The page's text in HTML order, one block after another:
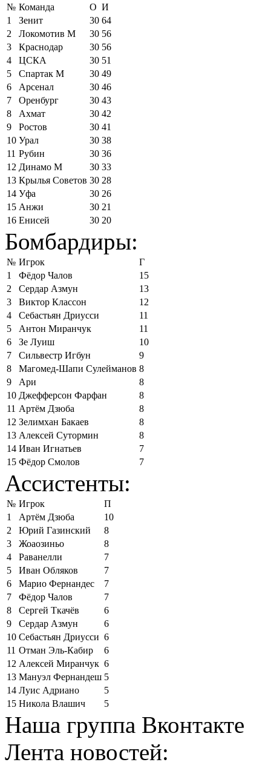
№ Команда О И
1
Зенит 30 64
2
Локомотив М 30 56
3
Краснодар 30 56
4
ЦСКА 30 51
5
Спартак М 30 49
6
Арсенал 30 46
7
Оренбург 30 43
8
Ахмат 30 42
9
Ростов 30 41
10 Урал 30 38
11 Рубин 30 36
12 Динамо М 30 33
13 Крылья Советов 30 28
14 Уфа 30 26
15 Анжи 30 21
16 Енисей 30 20
Бомбардиры:
№ Игрок
Г
1
Фёдор Чалов
15
2
Сердар Азмун
13
3
Виктор Классон
12
4
Себастьян Дриусси
11
5
Антон Миранчук
11
6
Зе Луиш
10
7
Сильвестр Игбун
9
8
Магомед-Шапи Сулейманов 8
9
Ари
8
10 Джефферсон Фарфан
8
11 Артём Дзюба
8
12 Зелимхан Бакаев
8
13 Алексей Сутормин
8
14 Иван Игнатьев
7
15 Фёдор Смолов 7
Ассистенты:
№ Игрок
П
1
Артём Дзюба
10
2
Юрий Газинский
8
3
Жоаозиньо
8
4
Раванелли
7
5
Иван Обляков
7
6
Марио Фернандес
7
7
Фёдор Чалов
7
8
Сергей Ткачёв
6
9
Сердар Азмун
6
10 Себастьян Дриусси 6
11 Отман Эль-Кабир
6
12 Алексей Миранчук 6
13 Мануэл Фернандеш 5
14 Луис Адриано
5
15 Никола Влашич 5
Наша группа Вконтакте
Лента новостей: